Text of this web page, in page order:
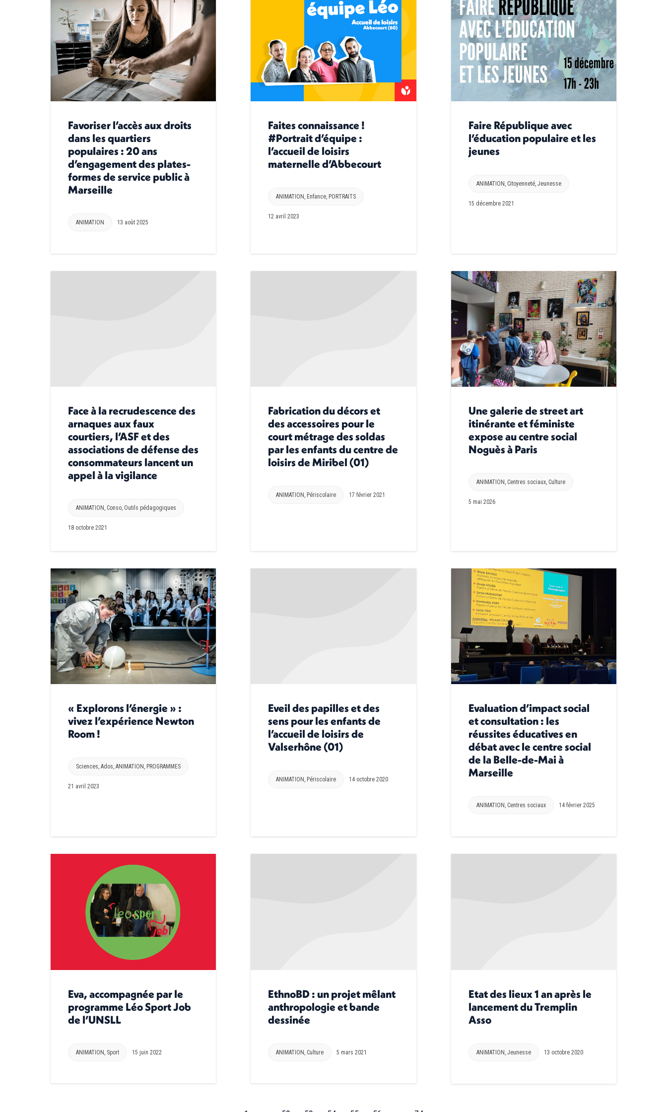
Favoriser l’accès aux droits
dans les quartiers
populaires : 20 ans
d’engagement des plates-
formes de service public à
Marseille
ANIMATION 13 août 2025
Faites connaissance !
#Portrait d’équipe :
l’accueil de loisirs
maternelle d’Abbecourt
ANIMATION Enfance PORTRAITS
12 avril 2023
Faire République avec
l’éducation populaire et les
jeunes
ANIMATION Citoyenneté, Jeunesse
15 décembre 2021
Face à la recrudescence des
arnaques aux faux
courtiers, l’ASF et des
associations de défense des
consommateurs lancent un
appel à la vigilance
ANIMATION, Conso, Outils pédagogiques
18 octobre 2021
Fabrication du décors et
des accessoires pour le
court métrage des soldas
par les enfants du centre de
loisirs de Miribel (01)
ANIMATION, Périscolaire 17 février 2021
Une galerie de street art
itinérante et féministe
expose au centre social
Noguès à Paris
ANIMATION , Centres sociaux, Culture
5 mai 2026
« Explorons l’énergie » :
vivez l’expérience Newton
Room !
Sciences, Ados, ANIMATION , PROGRAMMES
21 avril 2023
Eveil des papilles et des
sens pour les enfants de
l’accueil de loisirs de
Valserhône (01)
ANIMATION , Périscolaire 14 octobre 2020
Evaluation d’impact social
et consultation : les
réussites éducatives en
débat avec le centre social
de la Belle-de-Mai à
Marseille
ANIMATION , Centres sociaux 14 février 2025
Eva, accompagnée par le
programme Léo Sport Job
de l’UNSLL
ANIMATION, Sport 15 juin 2022
EthnoBD : un projet mêlant
anthropologie et bande
dessinée
ANIMATION Culture 5 mars 2021
Etat des lieux 1 an après le
lancement du Tremplin
Asso
ANIMATION Jeunesse 13 octobre 2020